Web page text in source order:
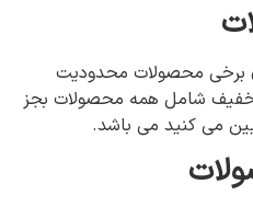
برخی محصولات محدودیت
شامل همه محصولات بجز
می کنید می باشد.